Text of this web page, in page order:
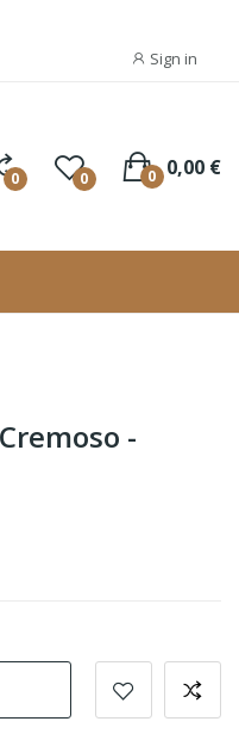
Sign in
0 0 0,00 €
0
-